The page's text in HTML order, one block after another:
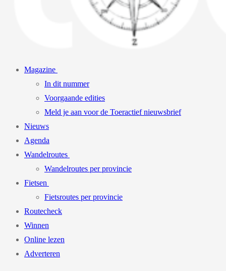
Magazine
In dit nummer
Voorgaande edities
Meld je aan voor de Toeractief nieuwsbrief
Nieuws
Agenda
Wandelroutes
Wandelroutes per provincie
Fietsen
Fietsroutes per provincie
Routecheck
Winnen
Online lezen
Adverteren